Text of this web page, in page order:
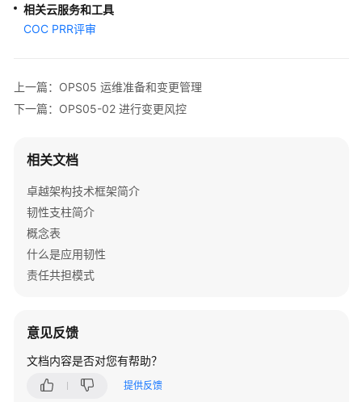
支
柱
全
支
性
能
效
支
柱
优
支
柱
相关云服务和工具
COC PRR评审
上一篇：OPS05 运维准备和变更管理
下一篇：OPS05-02 进行变更风控
相关文档
卓越架构技术框架简介
韧性支柱简介
概念表
什么是应用韧性
责任共担模式
意见反馈
文档内容是否对您有帮助？
提供反馈